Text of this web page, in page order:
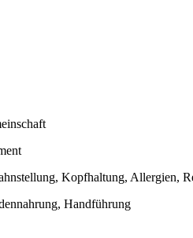
Kopfhaltung, Allergien,
Handführung